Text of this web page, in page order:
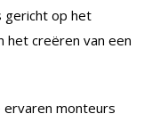
gericht op het
het creëren van een
ervaren monteurs